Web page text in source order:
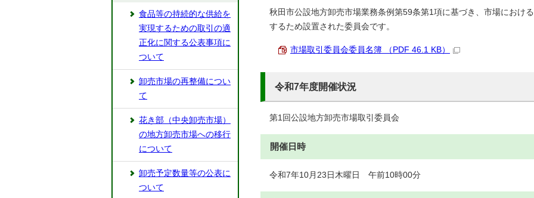
秋田市公設地方卸売市場業務条例第59条第1項に基づき、市場におけ
するため設置された委員会です。
市場取引委員会委員名簿 （PDF 46.1 KB）
令和7年度開催状況
第1回公設地方卸売市場取引委員会
開催日時
令和7年10月23日木曜日 午前10時00分
食品等の持続的な供給を
実現するための取引の適
正化に関する公表事項に
ついて
卸売市場の再整備につい
て
花き部（中央卸売市場）
の地方卸売市場への移行
について
卸売予定数量等の公表に
ついて